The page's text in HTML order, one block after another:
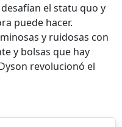
el statu quo y
puede hacer.
y ruidosas con
y bolsas que hay
revolucionó el